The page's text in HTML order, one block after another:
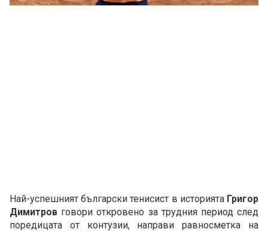
Най-успешният български тенисист в историята Григор
Димитров говори откровено за трудния период след
поредицата от контузии, направи равносметка на